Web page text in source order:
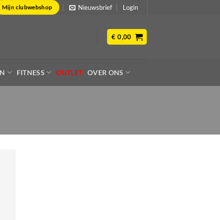
Mijn clubwebshop Nieuwsbrief Login
€ 0,00
FITNESS OUTLET OVER ONS